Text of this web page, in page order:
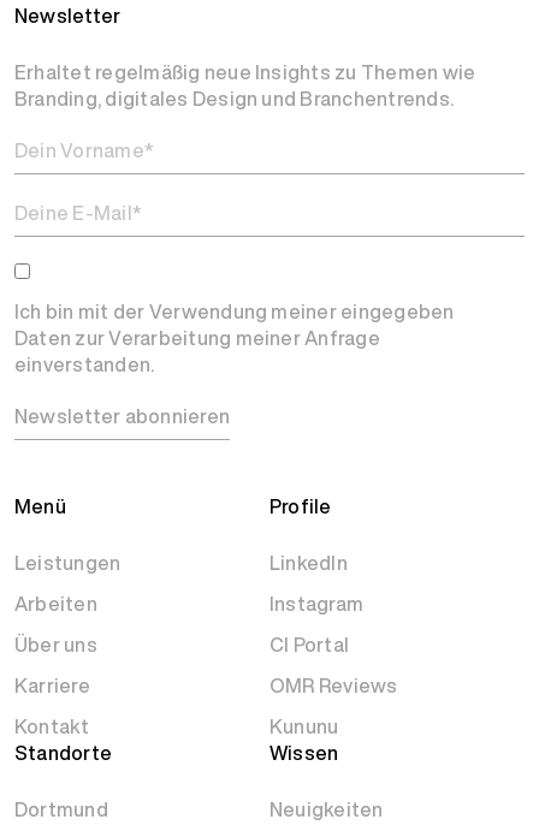
Menü
Leistungen
Arbeiten
Über uns
Karriere
Kontakt
Profile
LinkedIn
Instagram
CI Portal
OMR Reviews
Kununu
Standorte
Dortmund
Wissen
Neuigkeiten
Newsletter
Erhaltet regelmäßig neue Insights zu Themen wie
Branding, digitales Design und Branchentrends.
Ich bin mit der Verwendung meiner eingegeben
Daten zur Verarbeitung meiner Anfrage
einverstanden.
Newsletter abonnieren